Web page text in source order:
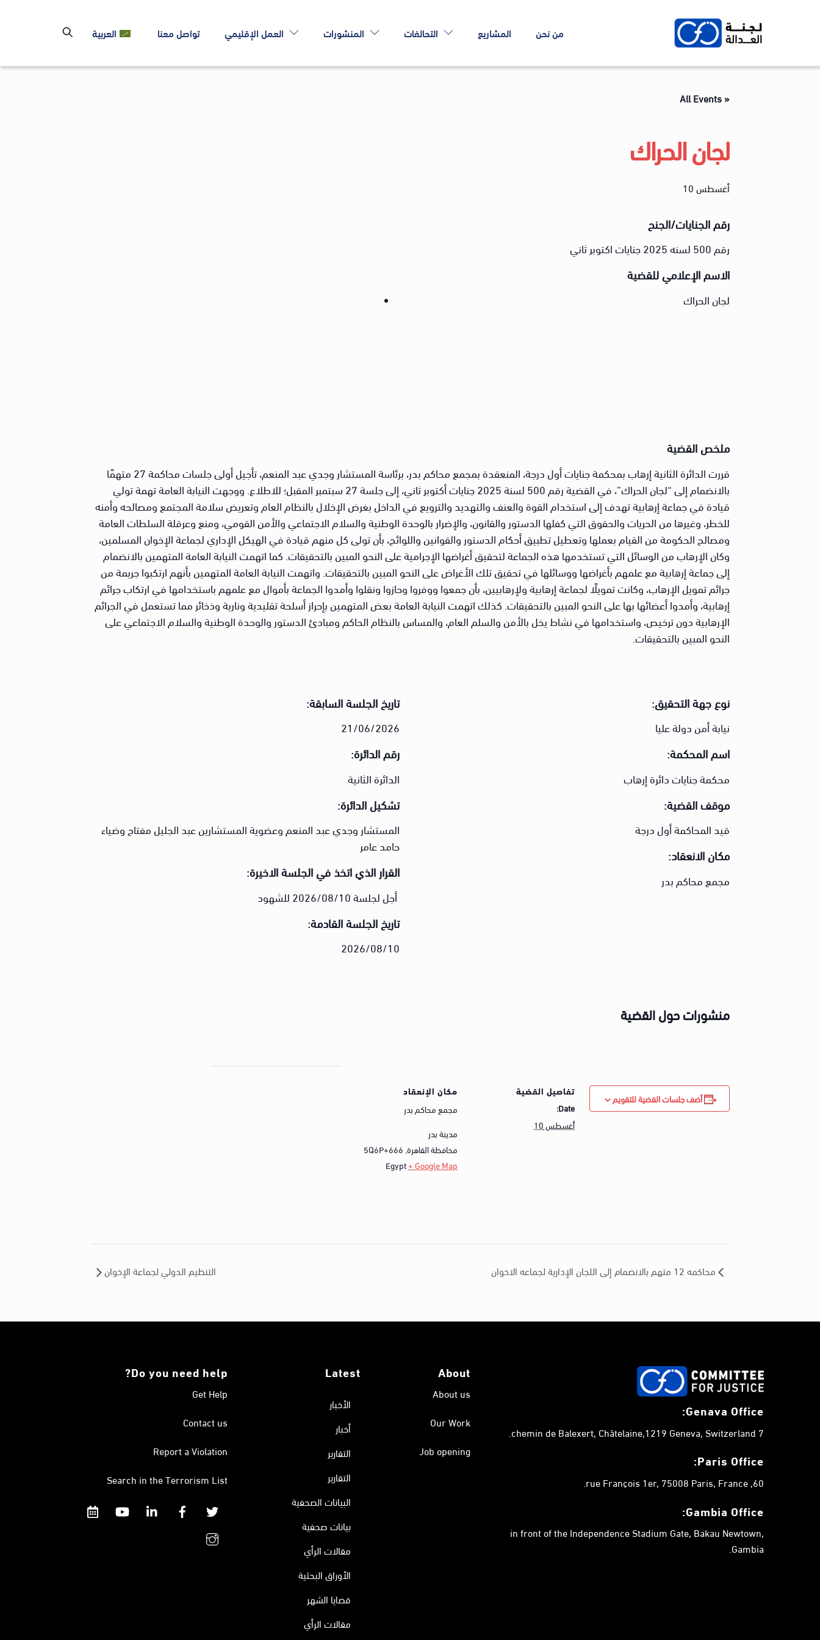
من نحن المشاريع التحالفات المنشورات العمل الإقليمي تواصل معنا العربية
« All Events
لجان الحراك
أغسطس 10
رقم الجنايات/الجنح
رقم 500 لسنه 2025 جنايات اكتوبر ثاني
الاسم الإعلامي للقضية
لجان الحراك
ملخص القضية
قررت الدائرة الثانية إرهاب بمحكمة جنايات أول درجة، المنعقدة بمجمع محاكم بدر، برئاسة المستشار وجدي عبد المنعم، تأجيل أولى جلسات محاكمة 27 متهمًا
بالانضمام إلى “لجان الحراك”، في القضية رقم 500 لسنة 2025 جنايات أكتوبر ثاني، إلى جلسة 27 سبتمبر المقبل؛ للاطلاع. ووجهت النيابة العامة تهمة تولي
قيادة في جماعة إرهابية تهدف إلى استخدام القوة والعنف والتهديد والترويع في الداخل بغرض الإخلال بالنظام العام وتعريض سلامة المجتمع ومصالحه وأمنه
للخطر، وغيرها من الحريات والحقوق التي كفلها الدستور والقانون، والإضرار بالوحدة الوطنية والسلام الاجتماعي والأمن القومي، ومنع وعرقلة السلطات العامة
ومصالح الحكومة من القيام بعملها وتعطيل تطبيق أحكام الدستور والقوانين واللوائح، بأن تولى كل منهم قيادة في الهيكل الإداري لجماعة الإخوان المسلمين،
وكان الإرهاب من الوسائل التي تستخدمها هذه الجماعة لتحقيق أغراضها الإجرامية على النحو المبين بالتحقيقات. كما اتهمت النيابة العامة المتهمين بالانضمام
إلى جماعة إرهابية مع علمهم بأغراضها ووسائلها في تحقيق تلك الأغراض على النحو المبين بالتحقيقات. واتهمت النيابة العامة المتهمين بأنهم ارتكبوا جريمة من
جرائم تمويل الإرهاب، وكانت تمويلًا لجماعة إرهابية ولإرهابيين، بأن جمعوا ووفروا وحازوا ونقلوا وأمدوا الجماعة بأموال مع علمهم باستخدامها في ارتكاب جرائم
إرهابية، وأمدوا أعضائها بها على النحو المبين بالتحقيقات. كذلك اتهمت النيابة العامة بعض المتهمين بإحراز أسلحة تقليدية ونارية وذخائر مما تستعمل في الجرائم
الإرهابية دون ترخيص، واستخدامها في نشاط يخل بالأمن والسلم العام، والمساس بالنظام الحاكم ومبادئ الدستور والوحدة الوطنية والسلام الاجتماعي على
النحو المبين بالتحقيقات.
نوع جهة التحقيق:
نيابة أمن دولة عليا
اسم المحكمة:
محكمة جنايات دائرة إرهاب
موقف القضية:
قيد المحاكمة أول درجة
مكان الانعقاد:
مجمع محاكم بدر
تاريخ الجلسة السابقة:
21/06/2026
رقم الدائرة:
الدائرة الثانية
تشكيل الدائرة:
المستشار وجدي عبد المنعم وعضوية المستشارين عبد الجليل مفتاح وضياء
حامد عامر
القرار الذي اتخذ في الجلسة الاخيرة:
أجل لجلسة 2026/08/10 للشهود
تاريخ الجلسة القادمة:
2026/08/10
منشورات حول القضية
أضف جلسات القضية للتقويم تفاصيل القضية
Date:
أغسطس 10
مكان الإنعقاد
مجمع محاكم بدر
مدينة بدر
محافظة القاهرة,
5Q6P+666
Egypt+ Google Map
محاكمه 12 متهم بالانضمام إلى اللجان الإدارية لجماعه الاخوان التنظيم الدولي لجماعة الإخوان
Genava Office:
7 chemin de Balexert, Châtelaine,1219 Geneva, Switzerland.
Paris Office:
60, rue François 1er, 75008 Paris, France.
Gambia Office:
in front of the Independence Stadium Gate, Bakau Newtown,
Gambia.
About
About us
Our Work
Job opening
Latest
الأخبار
أخبار
التقارير
التقارير
البيانات الصحفية
بيانات صحفية
مقالات الرأي
الأوراق البحثية
قضايا الشهر
مقالات الرأي
Do you need help?
Get Help
Contact us
Report a Violation
Search in the Terrorism List
Twitter
Facebook
Linkedin
YouTube